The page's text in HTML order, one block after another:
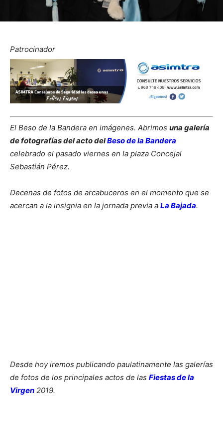
Patrocinador
El Beso de la Bandera en imágenes. Abrimos una galería
de fotografías del acto delBeso de la Bandera
celebrado el pasado viernes en la plaza Concejal
Sebastián Pérez.
Decenas de fotos de arcabuceros en el momento que se
acercan a la insignia en la jornada previa a La Bajada.
Desde hoy iremos publicando paulatinamente las galerías
de fotos de los principales actos de las Fiestas de la
Virgen 2019.